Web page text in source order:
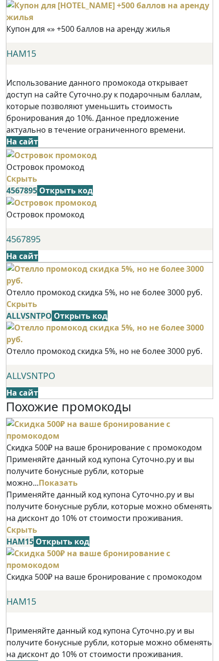
Купон для «» +500 баллов на аренду жилья
НАМ15
Использование данного промокода открывает
доступ на сайте Суточно.ру к подарочным баллам,
которые позволяют уменьшить стоимость
бронирования до 10%. Данное предложение
актуально в течение ограниченного времени.
На сайт
Островок промокод
Скрыть
4567895 Открыть код
Островок промокод
4567895
На сайт
Отелло промокод скидка 5%, но не более 3000 руб.
Скрыть
ALLVSNTPO Открыть код
Отелло промокод скидка 5%, но не более 3000 руб.
ALLVSNTPO
На сайт
Похожие промокоды
Скидка 500₽ на ваше бронирование с промокодом
Применяйте данный код купона Суточно.ру и вы
получите бонусные рубли, которые
можно...Показать
Применяйте данный код купона Суточно.ру и вы
получите бонусные рубли, которые можно обменять
на дисконт до 10% от стоимости проживания.
Скрыть
НАМ15 Открыть код
Скидка 500₽ на ваше бронирование с промокодом
НАМ15
Применяйте данный код купона Суточно.ру и вы
получите бонусные рубли, которые можно обменять
на дисконт до 10% от стоимости проживания.